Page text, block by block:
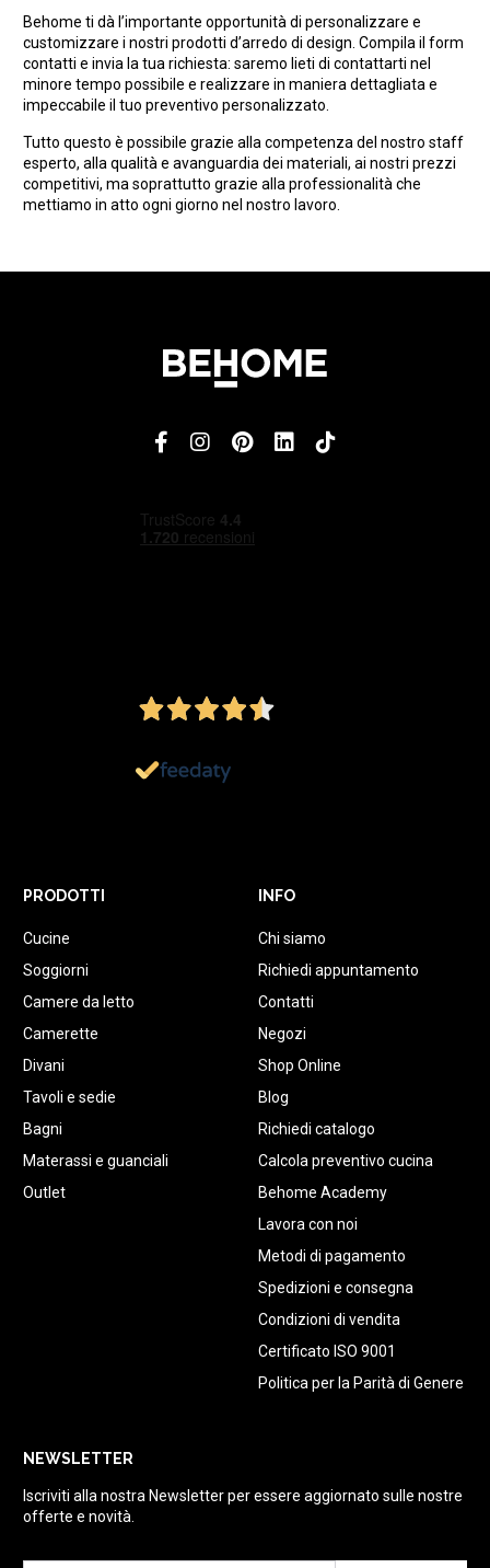
Behome ti dà l’importante opportunità di personalizzare e
customizzare i nostri prodotti d’arredo di design. Compila il form
contatti e invia la tua richiesta: saremo lieti di contattarti nel
minore tempo possibile e realizzare in maniera dettagliata e
impeccabile il tuo preventivo personalizzato.
Tutto questo è possibile grazie alla competenza del nostro staff
esperto, alla qualità e avanguardia dei materiali, ai nostri prezzi
competitivi, ma soprattutto grazie alla professionalità che
mettiamo in atto ogni giorno nel nostro lavoro.
PRODOTTI
Cucine
Soggiorni
Camere da letto
Camerette
Divani
Tavoli e sedie
Bagni
Materassi e guanciali
Outlet
INFO
Chi siamo
Richiedi appuntamento
Contatti
Negozi
Shop Online
Blog
Richiedi catalogo
Calcola preventivo cucina
Behome Academy
Lavora con noi
Metodi di pagamento
Spedizioni e consegna
Condizioni di vendita
Certificato ISO 9001
Politica per la Parità di Genere
NEWSLETTER
Iscriviti alla nostra Newsletter per essere aggiornato sulle nostre
offerte e novità.